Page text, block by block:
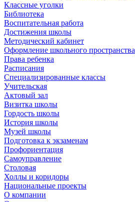
Классные уголки
Библиотека
Воспитательная работа
Достижения школы
Методический кабинет
Оформление школьного пространства
Права ребенка
Расписания
Специализированные классы
Учительская
Актовый зал
Визитка школы
Гордость школы
История школы
Музей школы
Подготовка к экзаменам
Профориентация
Самоуправление
Столовая
Холлы и коридоры
Национальные проекты
О компании